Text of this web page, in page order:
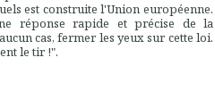
est construite l'Union européenne.
réponse rapide et précise de la
cas, fermer les yeux sur cette loi.
le tir !".